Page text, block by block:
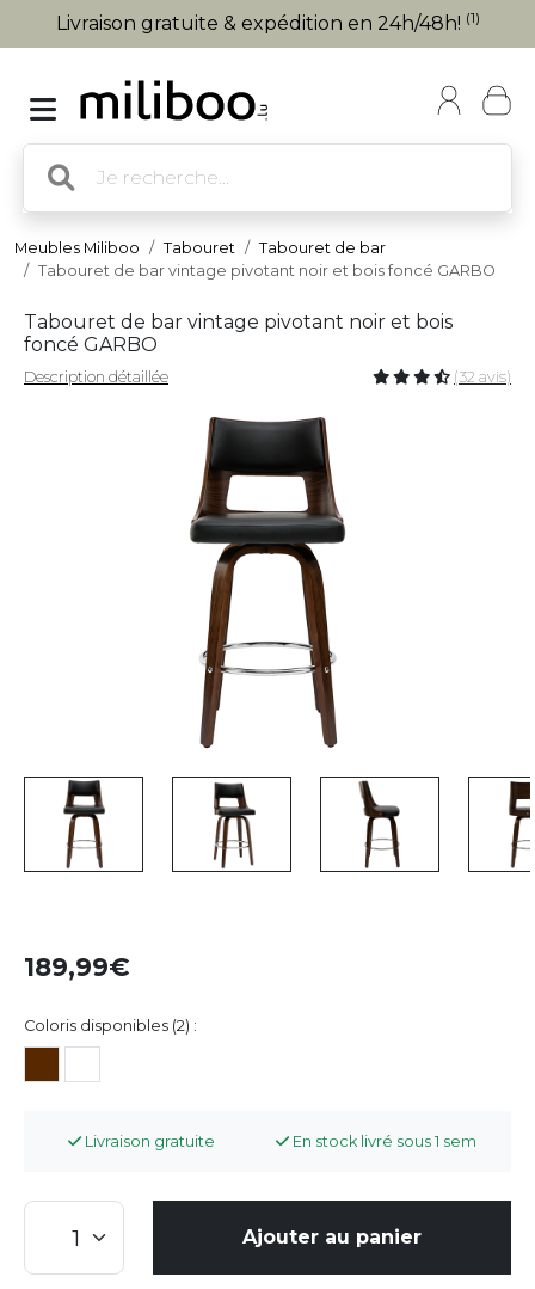
Livraison gratuite & expédition en 24h/48h! (1)
Meubles Miliboo Tabouret
Tabouret de bar
Tabouret de bar vintage pivotant noir et bois foncé GARBO
Tabouret de bar vintage pivotant noir et bois
foncé GARBO
Description détaillée (32 avis)
189,99
Coloris disponibles (2) :
Livraison gratuite En stock livré sous 1 sem
Ajouter au panier